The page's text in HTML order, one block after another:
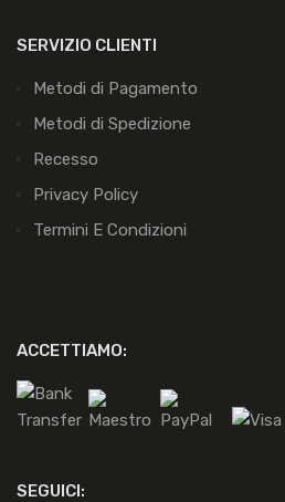
SERVIZIO CLIENTI
Metodi di Pagamento
Metodi di Spedizione
Recesso
Privacy Policy
Termini E Condizioni
ACCETTIAMO:
SEGUICI: